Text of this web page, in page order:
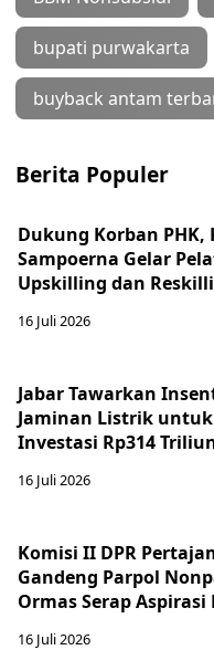
bupati purwakarta
buyback antam
Berita Populer
Dukung Korban PHK,
Sampoerna Gelar
Upskilling dan
16 Juli 2026
Jabar Tawarkan
Jaminan Listrik
Investasi Rp314
16 Juli 2026
Komisi II DPR
Gandeng Parpol
Ormas Serap Aspirasi
16 Juli 2026